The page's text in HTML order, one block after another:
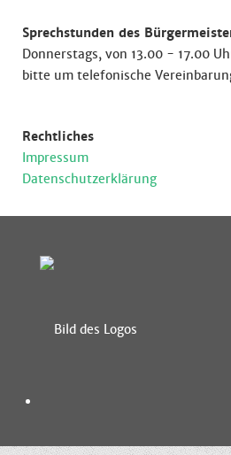
Sprechstunden des
Donnerstags, von 13.00 - 17.00
bitte um telefonische
Rechtliches
Impressum
Datenschutzerklärung